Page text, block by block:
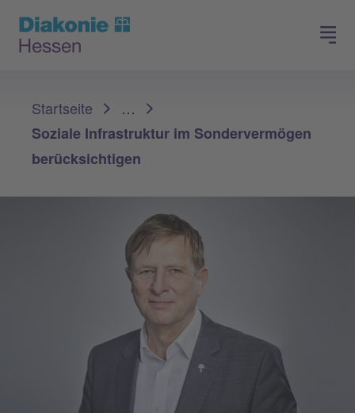
Spenden
Startseite
…
Soziale Infrastruktur im Sondervermögen
berücksichtigen